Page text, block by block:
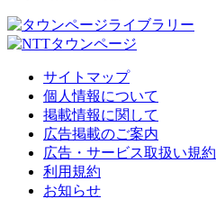
サイトマップ
個人情報について
掲載情報に関して
広告掲載のご案内
広告・サービス取扱い規約
利用規約
お知らせ